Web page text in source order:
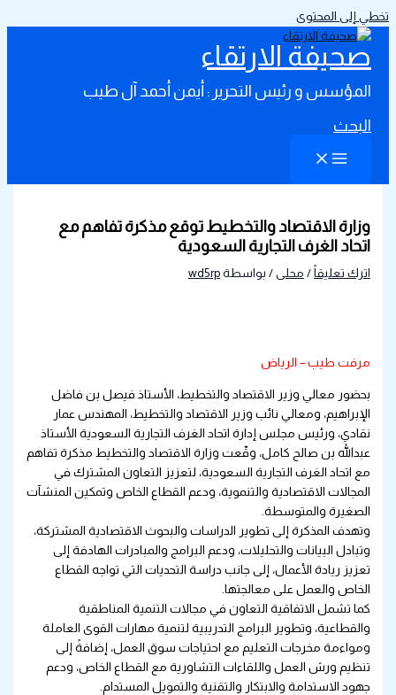
تخطي إلى المحتوى
صحيفة الارتقاء
المؤسس و رئيس التحرير : أيمن أحمد آل طيب
البحث
وزارة الاقتصاد والتخطيط توقع مذكرة تفاهم مع
اتحاد الغرف التجارية السعودية
اترك تعليقاً / محلى / بواسطة wd5rp
مرفت طيب – الرياض
بحضور معالي وزير الاقتصاد والتخطيط، الأستاذ فيصل بن فاضل
الإبراهيم، ومعالي نائب وزير الاقتصاد والتخطيط، المهندس عمار
نقادي، ورئيس مجلس إدارة اتحاد الغرف التجارية السعودية الأستاذ
عبدالله بن صالح كامل، وقّعت وزارة الاقتصاد والتخطيط مذكرة تفاهم
مع اتحاد الغرف التجارية السعودية، لتعزيز التعاون المشترك في
المجالات الاقتصادية والتنموية، ودعم القطاع الخاص وتمكين المنشآت
الصغيرة والمتوسطة.
وتهدف المذكرة إلى تطوير الدراسات والبحوث الاقتصادية المشتركة،
وتبادل البيانات والتحليلات، ودعم البرامج والمبادرات الهادفة إلى
تعزيز ريادة الأعمال، إلى جانب دراسة التحديات التي تواجه القطاع
الخاص والعمل على معالجتها.
كما تشمل الاتفاقية التعاون في مجالات التنمية المناطقية
والقطاعية، وتطوير البرامج التدريبية لتنمية مهارات القوى العاملة
ومواءمة مخرجات التعليم مع احتياجات سوق العمل، إضافةً إلى
تنظيم ورش العمل واللقاءات التشاورية مع القطاع الخاص، ودعم
جهود الاستدامة والابتكار والتقنية والتمويل المستدام.